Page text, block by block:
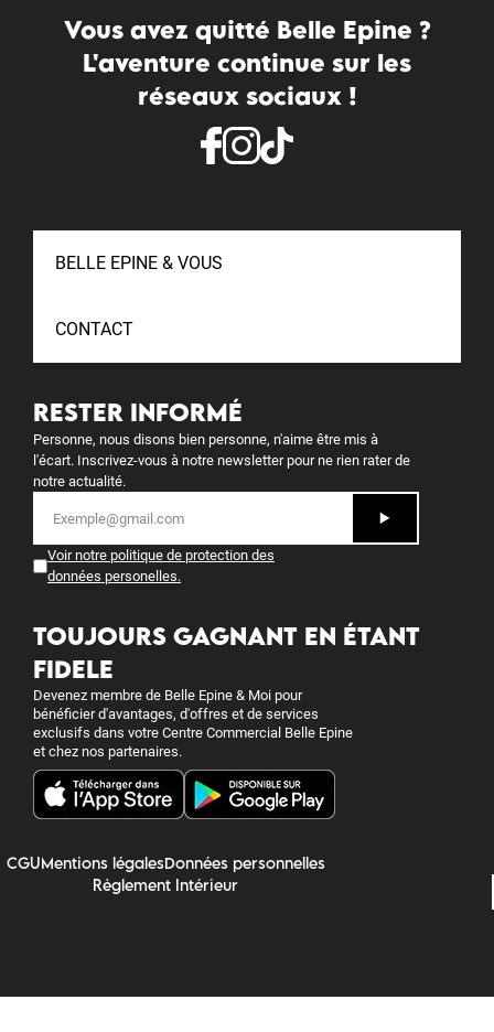
Vous avez quitté Belle Epine ?
L'aventure continue sur les
réseaux sociaux !
BELLE EPINE & VOUS
CONTACT
RESTER INFORMÉ
Personne, nous disons bien personne, n'aime être mis à
l'écart. Inscrivez-vous à notre newsletter pour ne rien rater de
notre actualité.
Voir notre politique de protection des
données personelles.
TOUJOURS GAGNANT EN ÉTANT
FIDELE
Devenez membre de Belle Epine & Moi pour
bénéficier d'avantages, d'offres et de services
exclusifs dans votre Centre Commercial Belle Epine
et chez nos partenaires.
CGUMentions légalesDonnées personnelles
Règlement Intérieur